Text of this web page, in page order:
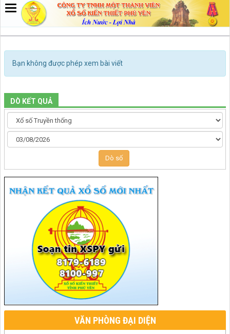
Bạn không được phép xem bài viết
DÒ KẾT QUẢ
Dò số
VĂN PHÒNG ĐẠI DIỆN